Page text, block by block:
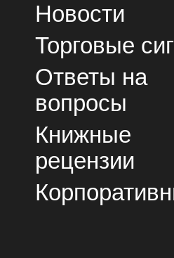
Новости
Торговые
Ответы на
вопросы
Книжные
рецензии